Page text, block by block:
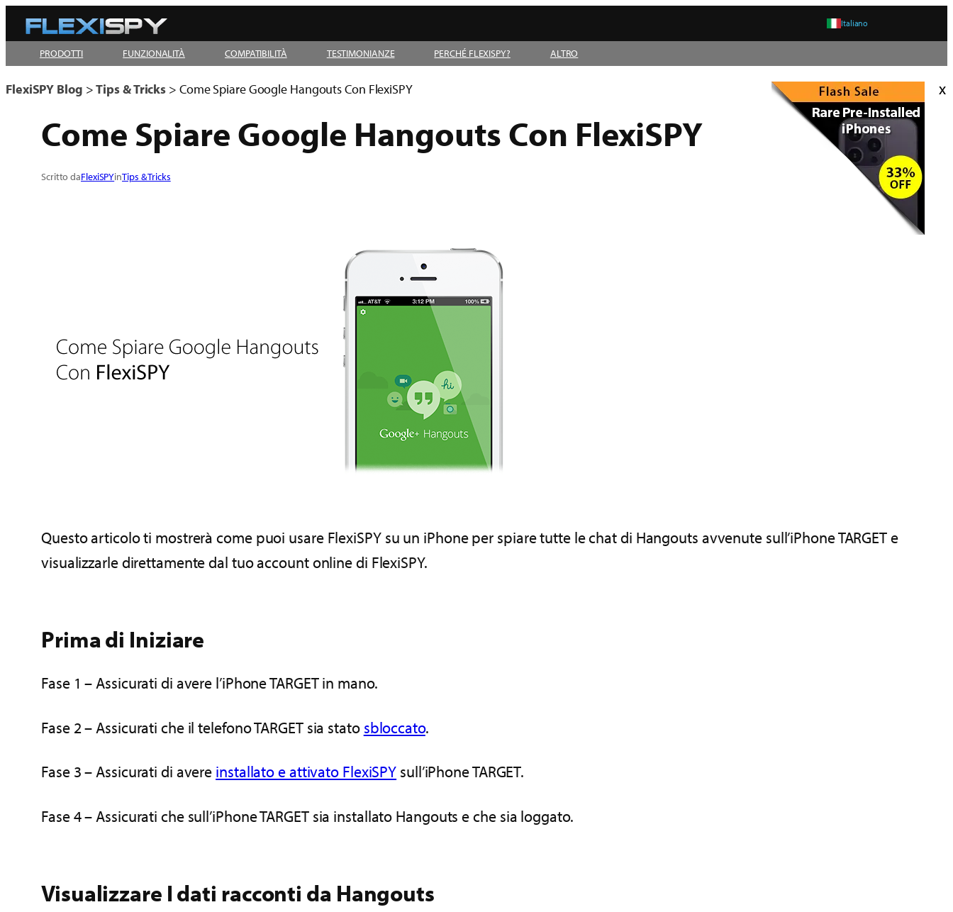
al
contenuto
Italiano
PRODOTTI FUNZIONALITÀ COMPATIBILITÀ TESTIMONIANZE PERCHÉ FLEXISPY? ALTRO
x
FlexiSPY Blog >Tips & Tricks > Come Spiare Google Hangouts Con FlexiSPY
Come Spiare Google Hangouts Con FlexiSPY
Scritto daFlexiSPYinTips & Tricks
Questo articolo ti mostrerà come puoi usare FlexiSPY su un iPhone per spiare tutte le chat di Hangouts avvenute sull’iPhone TARGET e
visualizzarle direttamente dal tuo account online di FlexiSPY.
Prima di Iniziare
Fase 1 – Assicurati di avere l’iPhone TARGET in mano.
Fase 2 – Assicurati che il telefono TARGET sia stato sbloccato.
Fase 3 – Assicurati di avere installato e attivato FlexiSPY sull’iPhone TARGET.
Fase 4 – Assicurati che sull’iPhone TARGET sia installato Hangouts e che sia loggato.
Visualizzare I dati racconti da Hangouts